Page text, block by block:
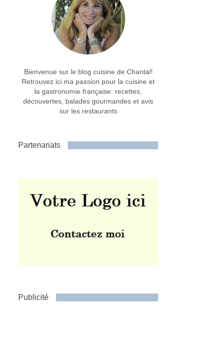
Bienvenue sur le blog cuisine de Chantal!
Retrouvez ici ma passion pour la cuisine et
la gastronomie française: recettes,
découvertes, balades gourmandes et avis
sur les restaurants
Partenariats
Publicité